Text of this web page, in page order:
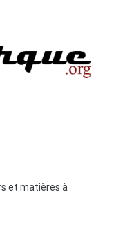
et matières à